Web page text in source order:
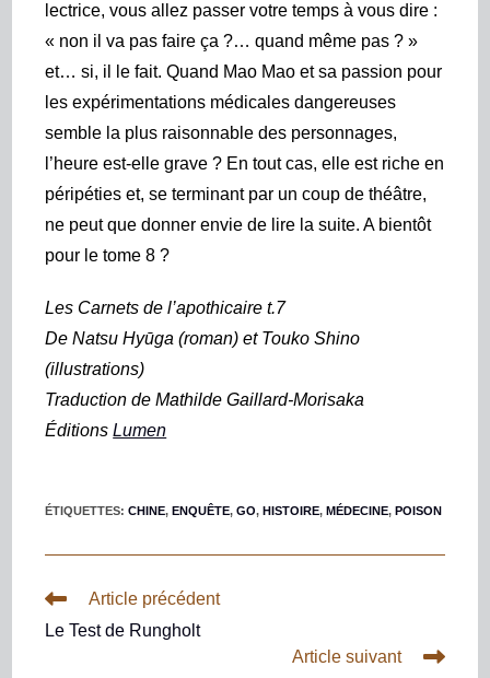
lectrice, vous allez passer votre temps à vous dire :
« non il va pas faire ça ?… quand même pas ? »
et… si, il le fait. Quand Mao Mao et sa passion pour
les expérimentations médicales dangereuses
semble la plus raisonnable des personnages,
l’heure est-elle grave ? En tout cas, elle est riche en
péripéties et, se terminant par un coup de théâtre,
ne peut que donner envie de lire la suite. A bientôt
pour le tome 8 ?
Les Carnets de l’apothicaire t.7
De Natsu Hyūga (roman) et Touko Shino
(illustrations)
Traduction de Mathilde Gaillard-Morisaka
ÉditionsLumen
ÉTIQUETTES:CHINE, ENQUÊTE, GO, HISTOIRE, MÉDECINE, POISON
Article précédent
Le Test de Rungholt
Article suivant